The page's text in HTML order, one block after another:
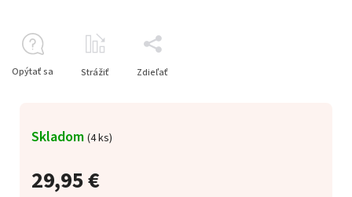
29,95 €
Skladom (4 ks)
Opýtať sa Strážiť Zdieľať